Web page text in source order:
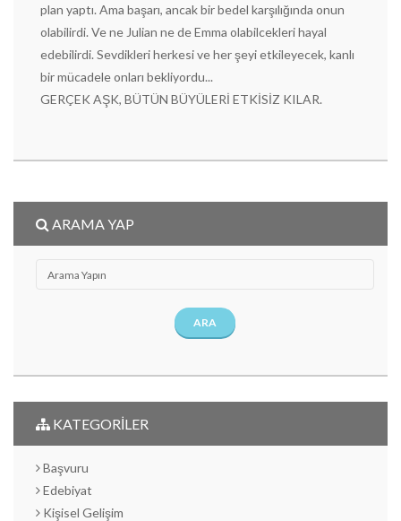
plan yaptı. Ama başarı, ancak bir bedel karşılığında onun
olabilirdi. Ve ne Julian ne de Emma olabilcekleri hayal
edebilirdi. Sevdikleri herkesi ve her şeyi etkileyecek, kanlı
bir mücadele onları bekliyordu...
GERÇEK AŞK, BÜTÜN BÜYÜLERİ ETKİSİZ KILAR.
ARAMA YAP
ARA
KATEGORİLER
Başvuru
Edebiyat
Kişisel Gelişim